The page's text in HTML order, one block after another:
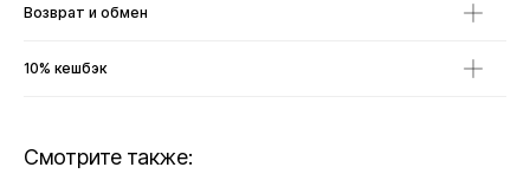
Возврат и обмен
10% кешбэк
Смотрите также: